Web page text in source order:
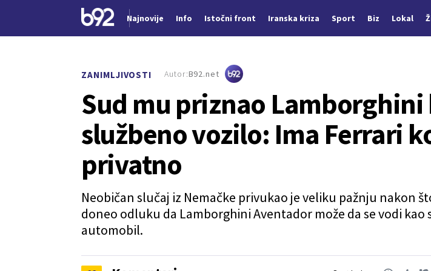
Najnovije Info Istočni front Iranska kriza Sport Biz Lokal
ZANIMLJIVOSTI
Sud mu priznao Lamborghini
službeno vozilo: Ima Ferrari
privatno
Neobičan slučaj iz Nemačke privukao je veliku pažnju nakon
doneo odluku da Lamborghini Aventador može da se vodi kao
automobil.
Autor:B92.net